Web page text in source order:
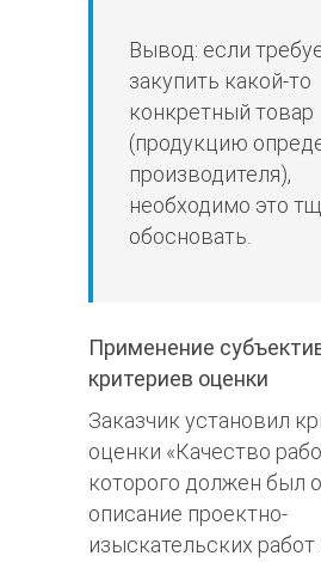
Вывод: если
закупить какой-то
конкретный товар
(продукцию
производителя),
необходимо это
обосновать.
Применение
критериев оценки
Заказчик установил
оценки «Качество
которого должен был
описание проектно-
изыскательских работ